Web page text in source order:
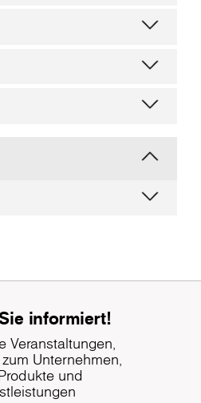
informiert!
Veranstaltungen,
Unternehmen,
und